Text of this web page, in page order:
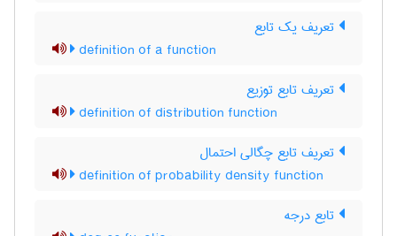
تعریف یک تابع
definition of a function
تعریف تابع توزیع
definition of distribution function
تعریف تابع چگالی احتمال
definition of probability density function
تابع درجه